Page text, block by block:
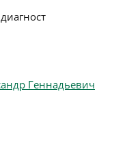
Геннадьевич